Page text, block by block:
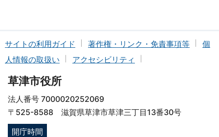
サイトの利用ガイド 著作権・リンク・免責事項等
個
人情報の取扱い
アクセシビリティ
草津市役所
法人番号 7000020252069
〒525-8588 滋賀県草津市草津三丁目13番30号
開庁時間